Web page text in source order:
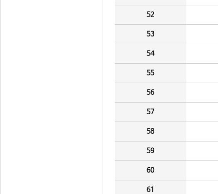
52
53
54
55
56
57
58
59
60
61